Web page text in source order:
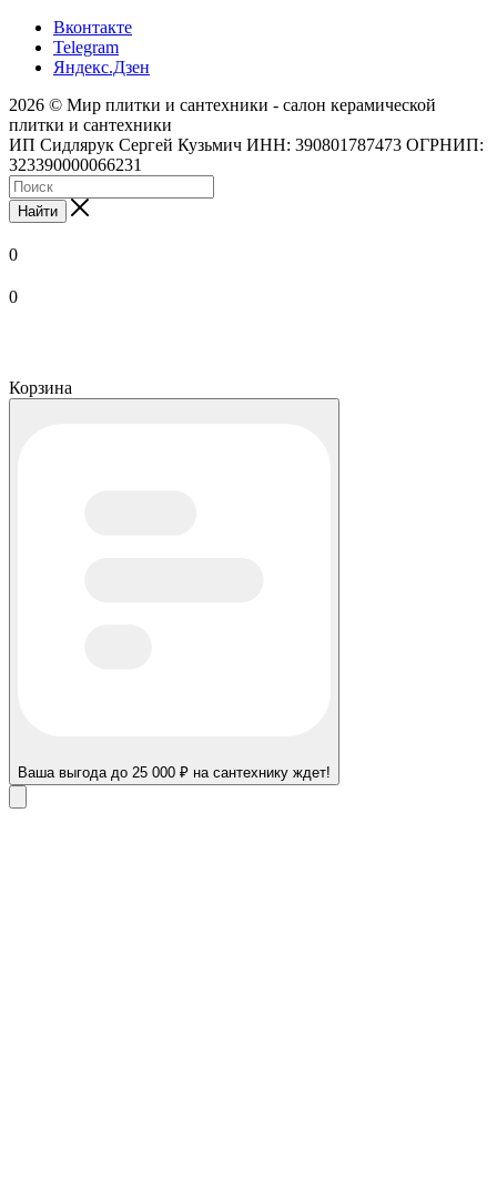
Вконтакте
Telegram
Яндекс.Дзен
2026 © Мир плитки и сантехники - салон керамической
плитки и сантехники
ИП Сидлярук Сергей Кузьмич ИНН: 390801787473 ОГРНИП:
323390000066231
Найти
0
0
Корзина
Ваша выгода до 25 000 ₽ на сантехнику ждет!